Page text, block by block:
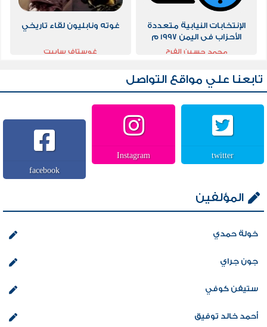
الإنتخابات النيابية متعددة
الأحزاب فى اليمن 1997 م
دراسة تحليلية وثائقية مقارنة
محمد حسين الفرح
غوته ونابليون لقاء تاريخي
غوستاف سابيت
تابعنا علي مواقع التواصل
twitter
Instagram
facebook
المؤلفين
خولة حمدي
جون جراي
ستيفن كوفي
أحمد خالد توفيق